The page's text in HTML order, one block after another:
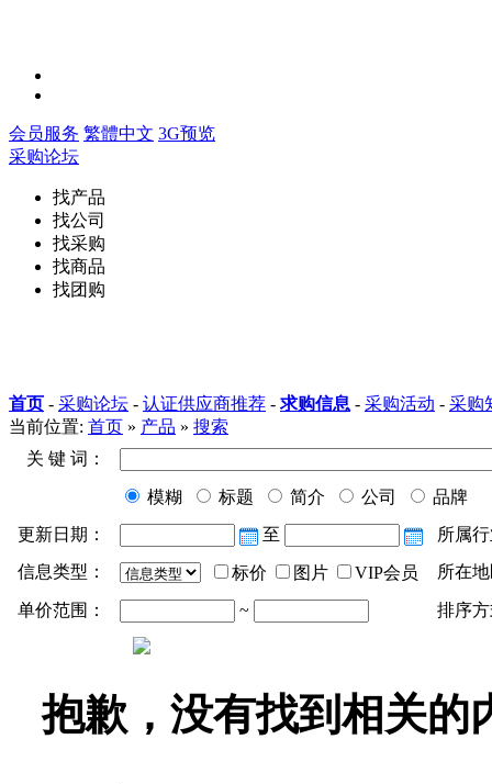
会员服务 繁體中文 3G预览
采购论坛
找产品
找公司
找采购
找商品
找团购
首页 - 采购论坛 - 认证供应商推荐 - 求购信息 - 采购活动 - 采购
当前位置: 首页 » 产品 » 搜索
关 键 词：
模糊 标题 简介 公司
品牌
更新日期：
至
所属
信息类型：
标价 图片 VIP会员 所在
单价范围： ~ 排序
抱歉，没有找到相关的